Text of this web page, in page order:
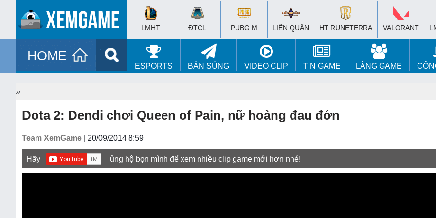
LMHT ĐTCL PUBG M LIÊN QUÂN HT RUNETERRA VALORANT
HOME
ESPORTS BẮN SÚNG VIDEO CLIP TIN GAME LÀNG GAME
»
Dota 2: Dendi chơi Queen of Pain, nữ hoàng đau đớn
Team XemGame | 20/09/2014 8:59
Hãy ủng hộ bọn mình để xem nhiều clip game mới hơn nhé!